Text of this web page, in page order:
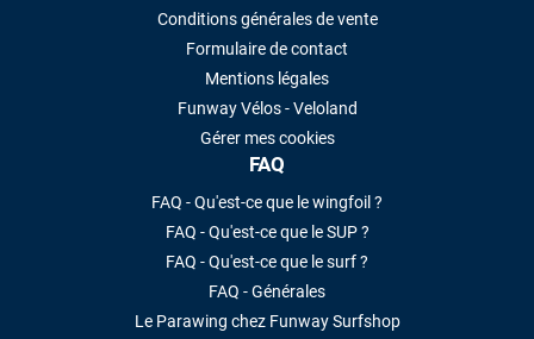
Conditions générales de vente
Formulaire de contact
Mentions légales
Funway Vélos - Veloland
Gérer mes cookies
FAQ
FAQ - Qu'est-ce que le wingfoil ?
FAQ - Qu'est-ce que le SUP ?
FAQ - Qu'est-ce que le surf ?
FAQ - Générales
Le Parawing chez Funway Surfshop